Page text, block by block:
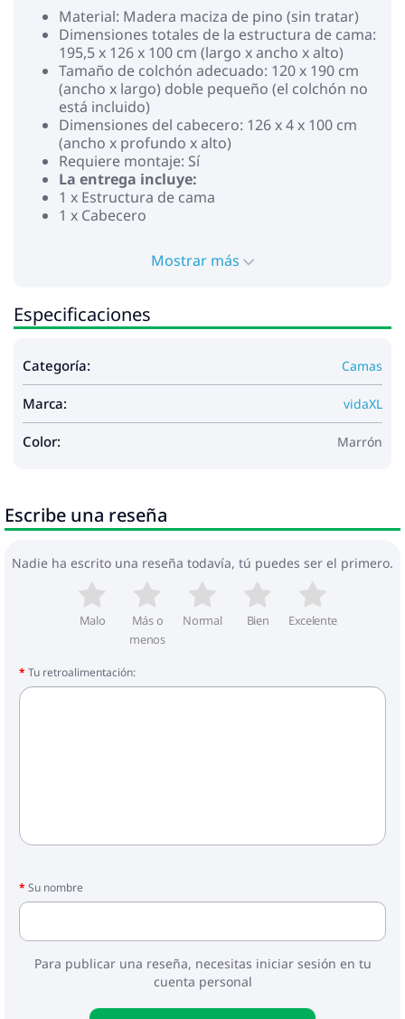
Material: Madera maciza de pino (sin tratar)
Dimensiones totales de la estructura de cama:
195,5 x 126 x 100 cm (largo x ancho x alto)
Tamaño de colchón adecuado: 120 x 190 cm
(ancho x largo) doble pequeño (el colchón no
está incluido)
Dimensiones del cabecero: 126 x 4 x 100 cm
(ancho x profundo x alto)
Requiere montaje: Sí
La entrega incluye:
1 x Estructura de cama
1 x Cabecero
Mostrar más
Especificaciones
Categoría: Camas
Marca: vidaXL
Color: Marrón
Escribe una reseña
Nadie ha escrito una reseña todavía, tú puedes ser el primero.
Malo
Más o
menos
Normal Bien Excelente
Tu retroalimentación:
Su nombre
Para publicar una reseña, necesitas iniciar sesión en tu
cuenta personal